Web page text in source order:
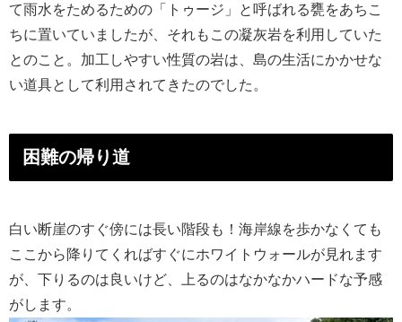
て雨水をためるための「トゥージ」と呼ばれる甕をあちこ
ちに置いていましたが、それもこの凝灰岩を利用していた
とのこと。加工しやすい性質の岩は、島の生活にかかせな
い道具として利用されてきたのでした。
困難の帰り道
白い断崖のすぐ傍には長い階段も！海岸線を歩かなくても
ここから降りてくればすぐにホワイトウォールが見れます
が、下りるのは良いけど、上るのはなかなかハードな予感
がします。